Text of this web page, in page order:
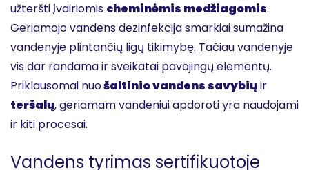
užteršti įvairiomis cheminėmis medžiagomis.
Geriamojo vandens dezinfekcija smarkiai sumažina
vandenyje plintančių ligų tikimybę. Tačiau vandenyje
vis dar randama ir sveikatai pavojingų elementų.
Priklausomai nuošaltinio vandens savybiųir
teršalų, geriamam vandeniui apdoroti yra naudojami
ir kiti procesai.
Vandens tyrimas sertifikuotoje